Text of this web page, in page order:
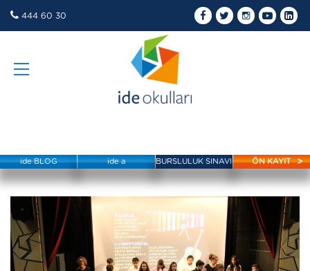
444 60 30
ide BLOG ide a BURSLULUK SINAVI ÖN KAYIT